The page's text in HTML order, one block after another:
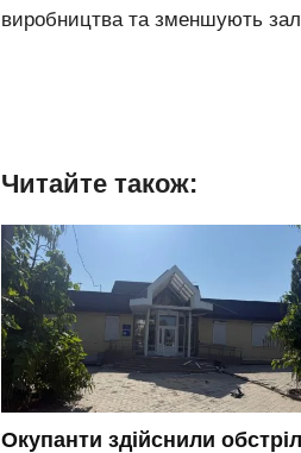
виробництва та зменшують
Читайте також:
Окупанти здійснили обстріл